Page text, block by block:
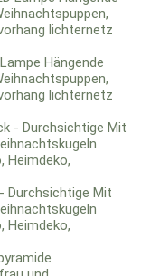
Hängende
lichternetz
Durchsichtige Mit